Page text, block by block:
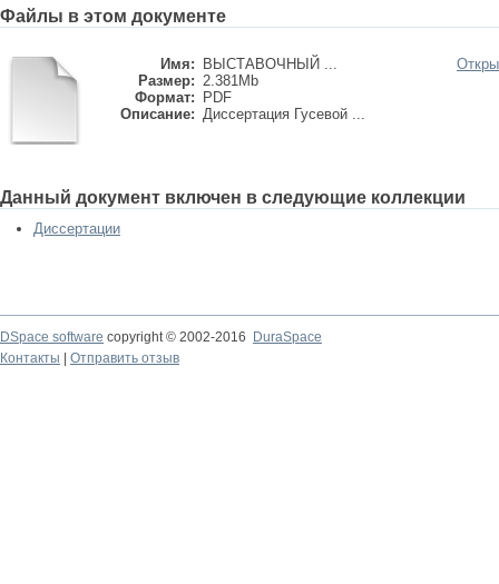
Файлы в этом документе
Имя:
ВЫСТАВОЧНЫЙ ...
Размер: 2.381Mb
Формат:
PDF
Описание: Диссертация Гусевой ...
Данный документ включен в следующие коллекции
Диссертации
DSpace software copyright © 2002-2016
DuraSpace
Контакты
Отправить отзыв